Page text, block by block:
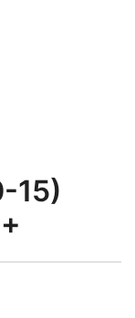
15)